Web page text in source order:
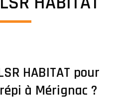
HABITAT pour
à Mérignac ?